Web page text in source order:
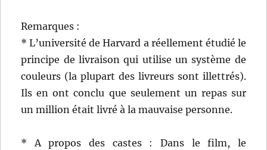
Remarques :
* L’université de Harvard a réellement étudié le
principe de livraison qui utilise un système de
couleurs (la plupart des livreurs sont illettrés).
Ils en ont conclu que seulement un repas sur
un million était livré à la mauvaise personne.
* A propos des castes : Dans le film, le